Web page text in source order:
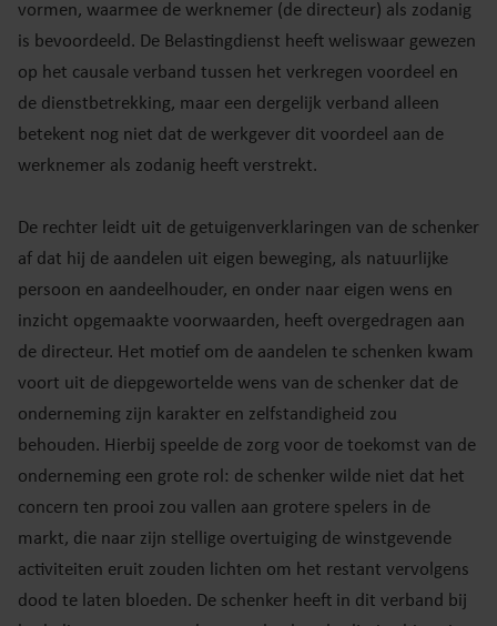
vormen, waarmee de werknemer (de directeur) als zodanig
is bevoordeeld. De Belastingdienst heeft weliswaar gewezen
op het causale verband tussen het verkregen voordeel en
de dienstbetrekking, maar een dergelijk verband alleen
betekent nog niet dat de werkgever dit voordeel aan de
werknemer als zodanig heeft verstrekt.
De rechter leidt uit de getuigenverklaringen van de schenker
af dat hij de aandelen uit eigen beweging, als natuurlijke
persoon en aandeelhouder, en onder naar eigen wens en
inzicht opgemaakte voorwaarden, heeft overgedragen aan
de directeur. Het motief om de aandelen te schenken kwam
voort uit de diepgewortelde wens van de schenker dat de
onderneming zijn karakter en zelfstandigheid zou
behouden. Hierbij speelde de zorg voor de toekomst van de
onderneming een grote rol: de schenker wilde niet dat het
concern ten prooi zou vallen aan grotere spelers in de
markt, die naar zijn stellige overtuiging de winstgevende
activiteiten eruit zouden lichten om het restant vervolgens
dood te laten bloeden. De schenker heeft in dit verband bij